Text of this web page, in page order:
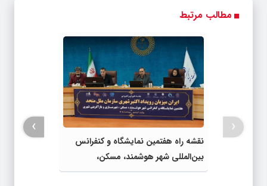
مطالب مرتبط
نقشه راه هفتمین نمایشگاه و کنفرانس
بین‌المللی شهر هوشمند، مسکن،
شهرسازی و بازآفرینی شهری ترسیم شد
‹
›